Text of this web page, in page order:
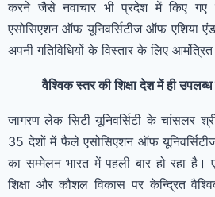
करने जैसे नवाचार भी प्रदेश में किए गए
एसोसिएशन ऑफ यूनिवर्सिटीज ऑफ एशिया
अपनी गतिविधियों के विस्तार के लिए आमंत्रित
वैश्विक स्तर की शिक्षा देश में ही
जागरण लेक सिटी यूनिवर्सिटी के चांसलर
35 देशों में फैले एसोसिएशन ऑफ
का सम्मेलन भारत में पहली बार हो रहा है।
शिक्षा और कौशल विकास पर केन्द्रित